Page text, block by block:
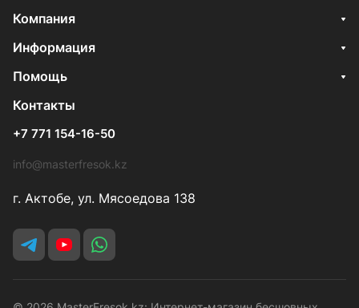
Компания
Информация
Помощь
Контакты
+7 771 154-16-50
info@masterfresok.kz
г. Актобе, ул. Мясоедова 138